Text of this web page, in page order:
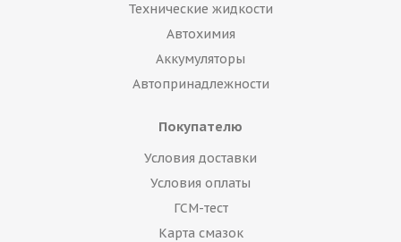
Технические жидкости
Автохимия
Аккумуляторы
Автопринадлежности
Покупателю
Условия доставки
Условия оплаты
ГСМ-тест
Карта смазок